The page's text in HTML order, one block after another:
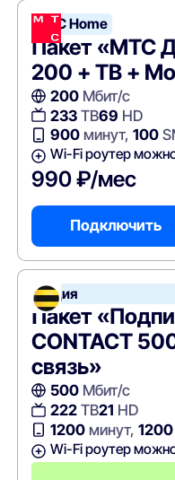
МТС Home
Пакет «МТС
200 + ТВ +
200Мбит/с
233ТВ69 HD
900минут, 100
Wi-Fi роутер
990 ₽/мес
Подключить
Акция
Пакет
CONTACT
связь»
500Мбит/с
222ТВ21 HD
1200минут, 1200
Wi-Fi роутер